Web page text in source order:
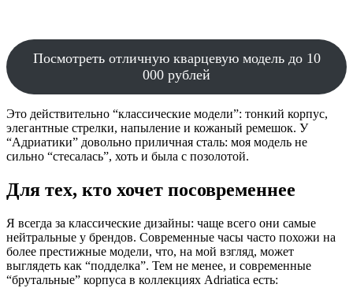
Посмотреть отличную кварцевую модель до 10
000 рублей
Это действительно “классические модели”: тонкий корпус,
элегантные стрелки, напыление и кожаный ремешок. У
“Адриатики” довольно приличная сталь: моя модель не
сильно “стесалась”, хоть и была с позолотой.
Для тех, кто хочет посовременнее
Я всегда за классические дизайны: чаще всего они самые
нейтральные у брендов. Современные часы часто похожи на
более престижные модели, что, на мой взгляд, может
выглядеть как “подделка”. Тем не менее, и современные
“брутальные” корпуса в коллекциях Adriatica есть: